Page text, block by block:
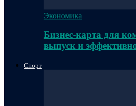
Экономика
Бизнес-карта для
выпуск и
Спорт